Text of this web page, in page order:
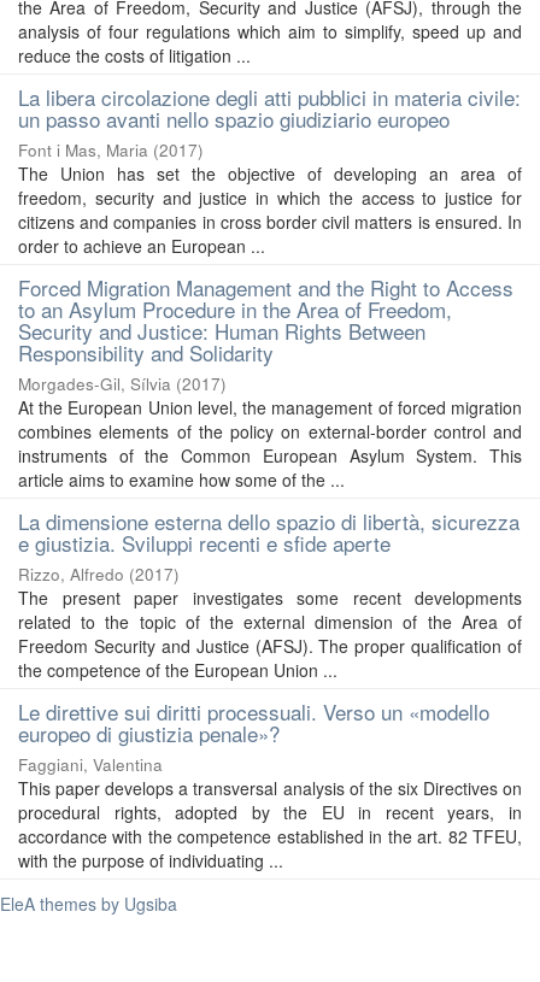
the Area of Freedom, Security and Justice (AFSJ), through the
analysis of four regulations which aim to simplify, speed up and
reduce the costs of litigation ...
La libera circolazione degli atti pubblici in materia civile:
un passo avanti nello spazio giudiziario europeo
Font i Mas, Maria (2017)
The Union has set the objective of developing an area of
freedom, security and justice in which the access to justice for
citizens and companies in cross border civil matters is ensured. In
order to achieve an European ...
Forced Migration Management and the Right to Access
to an Asylum Procedure in the Area of Freedom,
Security and Justice: Human Rights Between
Responsibility and Solidarity
Morgades-Gil, Sílvia (2017)
At the European Union level, the management of forced migration
combines elements of the policy on external-border control and
instruments of the Common European Asylum System. This
article aims to examine how some of the ...
La dimensione esterna dello spazio di libertà, sicurezza
e giustizia. Sviluppi recenti e sfide aperte
Rizzo, Alfredo (2017)
The present paper investigates some recent developments
related to the topic of the external dimension of the Area of
Freedom Security and Justice (AFSJ). The proper qualification of
the competence of the European Union ...
Le direttive sui diritti processuali. Verso un «modello
europeo di giustizia penale»?
Faggiani, Valentina
This paper develops a transversal analysis of the six Directives on
procedural rights, adopted by the EU in recent years, in
accordance with the competence established in the art. 82 TFEU,
with the purpose of individuating ...
EleA themes by Ugsiba